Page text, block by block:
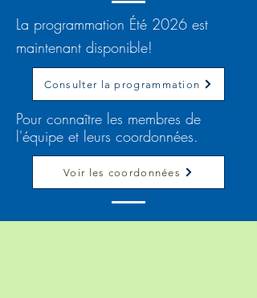
La programmation Été 2026 est
maintenant disponible!
Consulter la programmation
Pour connaître les membres de
l'équipe et leurs coordonnées.
Voir les coordonnées